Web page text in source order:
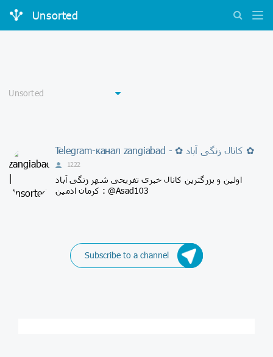
Unsorted
Telegram-канал zangiabad - ✿ کانال زنگی آباد ✿
1222
اولین و بزرگترین کانال خبری تفریحی شهر زنگی آباد
کرمان ادمین : @Asad103
Subscribe to a channel